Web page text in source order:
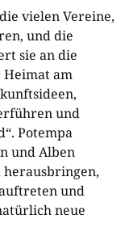
vielen Vereine,
und die
sie an die
am
und
Potempa
und Alben
und
neue